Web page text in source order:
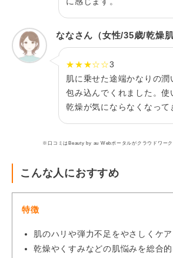
ななさん（女性/35歳/乾燥肌
★★★☆☆3
肌に乗せた途端かなりの潤
包み込んでくれました。使
乾燥が気にならなくなって
※口コミはBeauty by au Webポータルがクラウドワー
こんな人におすすめ
特徴
肌のハリや弾力不足をやさしくケ
乾燥やくすみなどの肌悩みを総合